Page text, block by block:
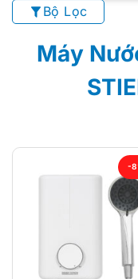
Bộ Lọc
Máy
-